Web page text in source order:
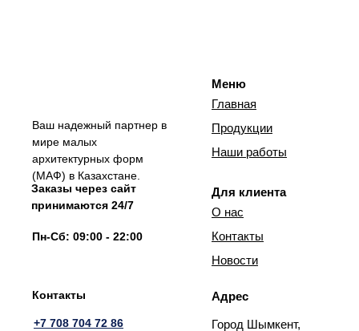
Меню
Ваш надежный партнер в
мире малых
архитектурных форм
(МАФ) в Казахстане.
Главная
Продукции
Наши работы
Для клиента
О нас
Контакты
Новости
Контакты
+7 708 704 72 86
Заказы через сайт
принимаются 24/7
Пн-Сб: 09:00 - 22:00
Адрес
Город Шымкент,